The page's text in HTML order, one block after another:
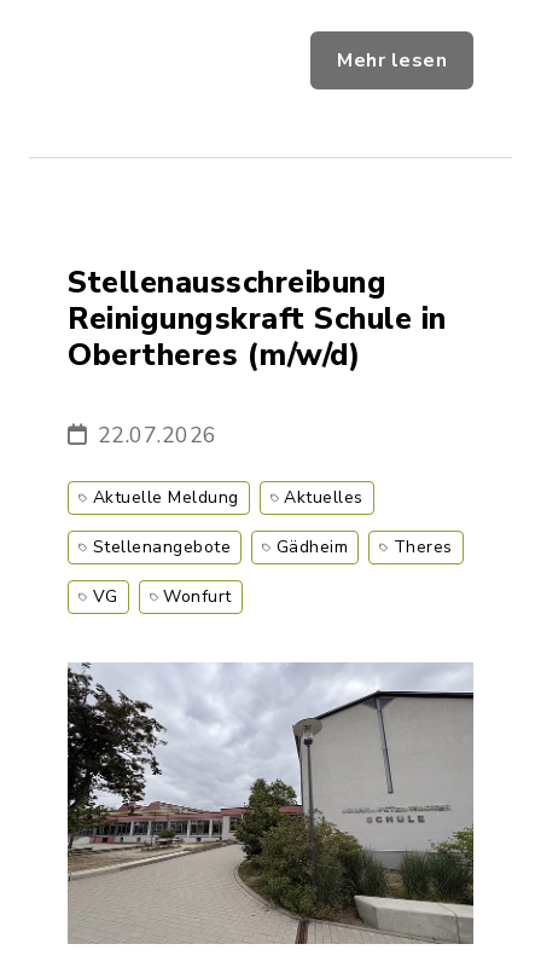
Mehr lesen
Stellenausschreibung
Reinigungskraft Schule in
Obertheres (m/w/d)
22.07.2026
Aktuelle Meldung Aktuelles
Stellenangebote Gädheim Theres
VG Wonfurt